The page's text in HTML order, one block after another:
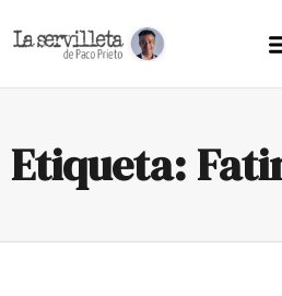
Etiqueta: